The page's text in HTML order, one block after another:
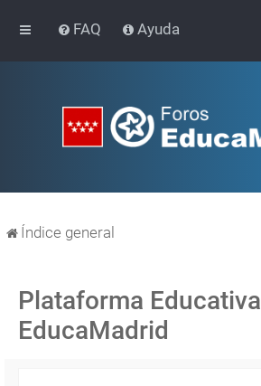
FAQ Ayuda
Índice general
Plataforma Educativa
EducaMadrid